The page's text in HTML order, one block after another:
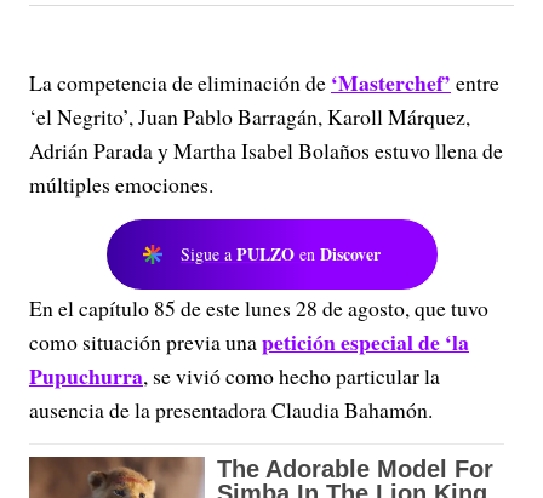
La competencia de eliminación de ‘Masterchef’ entre
‘el Negrito’, Juan Pablo Barragán, Karoll Márquez,
Adrián Parada y Martha Isabel Bolaños estuvo llena de
múltiples emociones.
Sigue a PULZO en Discover
En el capítulo 85 de este lunes 28 de agosto, que tuvo
como situación previa unapetición especial de ‘la
Pupuchurra, se vivió como hecho particular la
ausencia de la presentadora Claudia Bahamón.